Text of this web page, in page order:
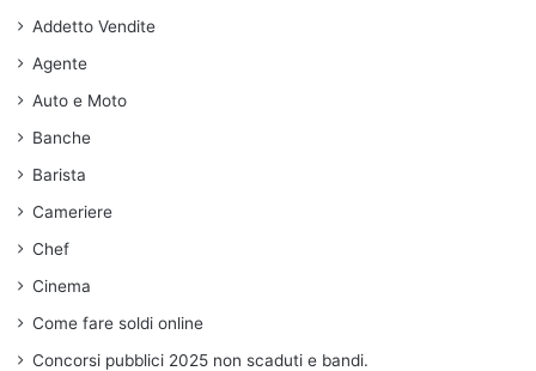
Addetto Vendite
Agente
Auto e Moto
Banche
Barista
Cameriere
Chef
Cinema
Come fare soldi online
Concorsi pubblici 2025 non scaduti e bandi.